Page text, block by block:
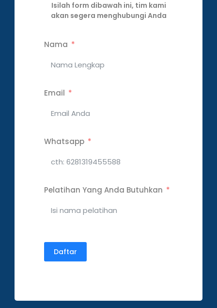
Isilah form dibawah ini, tim kami
akan segera menghubungi Anda
Nama
Email
Whatsapp
Pelatihan Yang Anda Butuhkan
Daftar